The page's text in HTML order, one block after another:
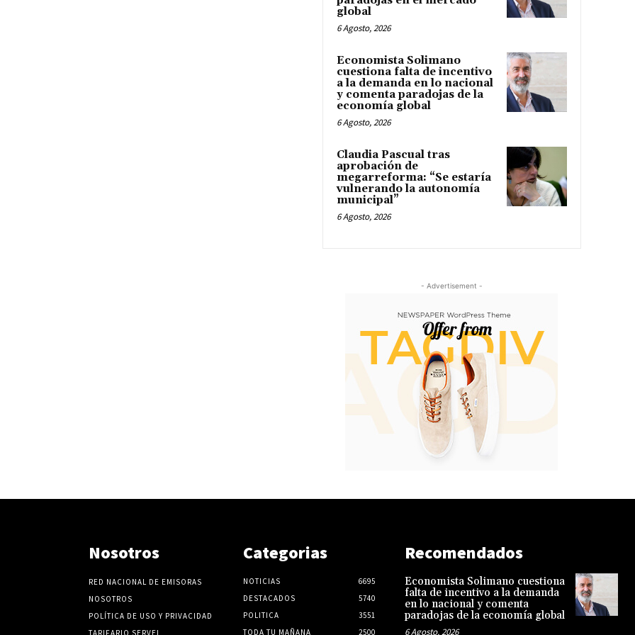
global
6 Agosto, 2026
Economista Solimano
cuestiona falta de incentivo
a la demanda en lo nacional
y comenta paradojas de la
economía global
6 Agosto, 2026
Claudia Pascual tras
aprobación de
megarreforma: “Se estaría
vulnerando la autonomía
municipal”
6 Agosto, 2026
- Advertisement -
Nosotros
RED NACIONAL DE EMISORAS
NOSOTROS
POLÍTICA DE USO Y PRIVACIDAD
TARIFARIO SERVEL
Categorias
NOTICIAS
6695
DESTACADOS
5740
POLITICA
3551
TODA TU MAÑANA
2500
Recomendados
Economista Solimano cuestiona
falta de incentivo a la demanda
en lo nacional y comenta
paradojas de la economía global
6 Agosto, 2026